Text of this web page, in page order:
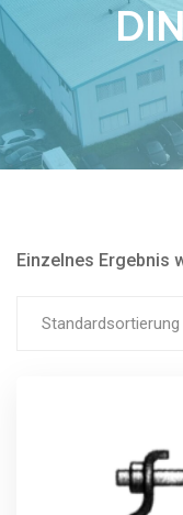
Einzelnes Ergebnis
Standardsortierung